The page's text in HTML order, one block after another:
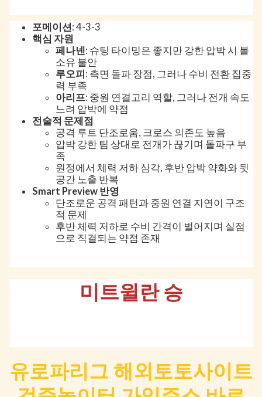
포메이션: 4-3-3
핵심 자원
페나넨: 슈팅 타이밍은 좋지만 강한 압박 시 볼
소유 불안
루오피: 측면 돌파 장점, 그러나 수비 전환 집중
력 부족
아리프: 중원 연결고리 역할, 그러나 전개 속도
느려 압박에 약점
전술적 문제점
공격 루트 단조로움, 크로스 의존도 높음
압박 강한 팀 상대로 전개가 끊기며 돌파구 부
족
원정에서 체력 저하 심각, 후반 압박 약화와 뒷
공간 노출 반복
Smart Preview 반영
단조로운 공격 패턴과 중원 연결 지연이 구조
적 문제
후반 체력 저하로 수비 간격이 벌어지며 실점
으로 직결되는 약점 존재
미트윌란 승
유로파리그 해외토토사이트